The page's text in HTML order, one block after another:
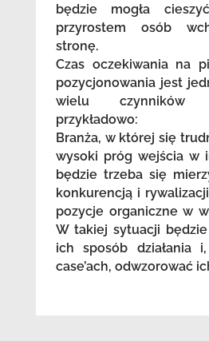
będzie mogła
przyrostem osób
stronę.
Czas oczekiwania na
pozycjonowania jest
wielu
przykładowo:
Branża, w której się
wysoki próg wejścia w
będzie trzeba się
konkurencją i
pozycje organiczne w
W takiej sytuacji
ich sposób działania
case’ach, odwzorować